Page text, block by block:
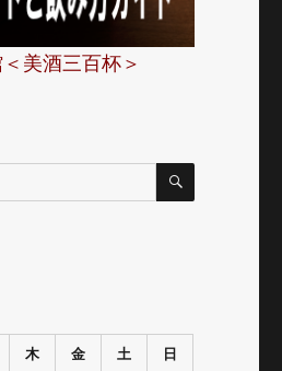
美酒三百杯＞
検
木 金 土 日